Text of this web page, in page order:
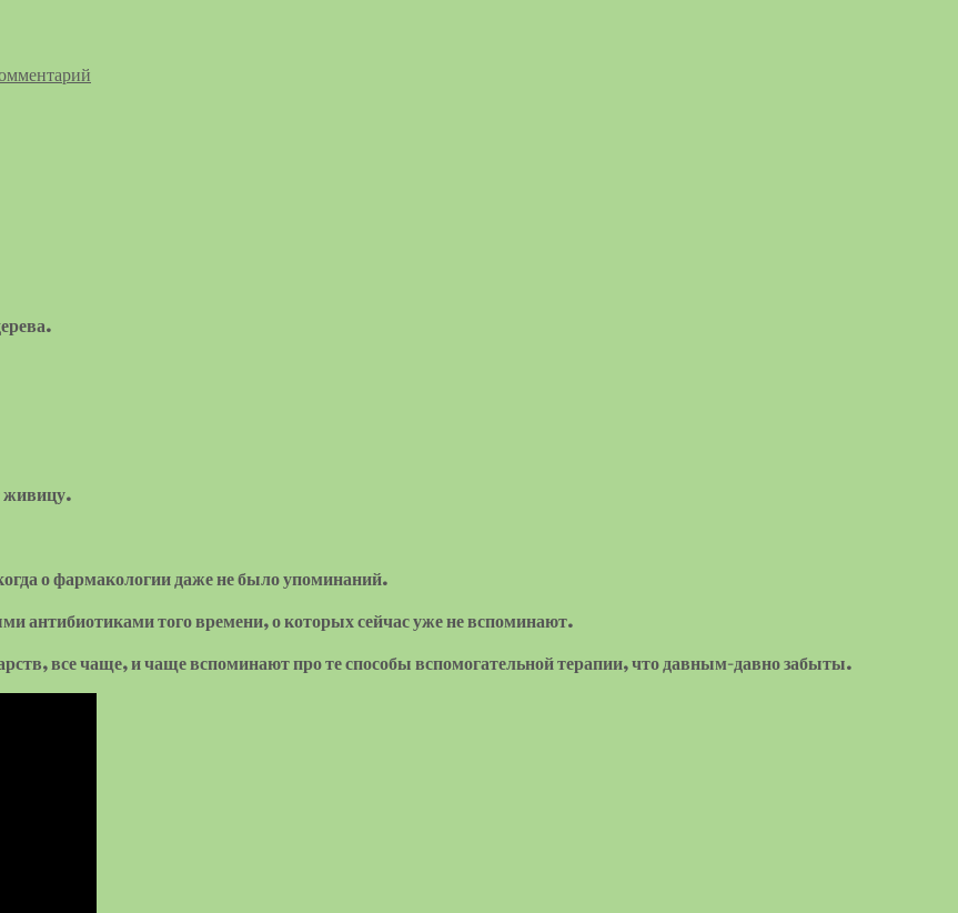
живицу.
о фармакологии даже не было упоминаний.
антибиотиками того времени, о которых сейчас уже не вспоминают.
все чаще, и чаще вспоминают про те способы вспомогательной терапии, что давным-давно забыты.